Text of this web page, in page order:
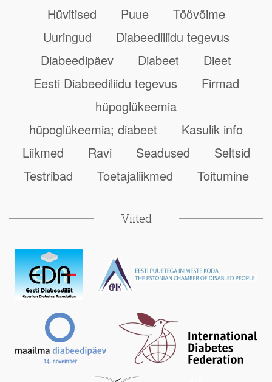
Hüvitised
Puue
Töövõime
Uuringud
Diabeediliidu tegevus
Diabeedipäev
Diabeet
Dieet
Eesti Diabeediliidu tegevus
Firmad
hüpoglükeemia
hüpoglükeemia; diabeet
Kasulik info
Liikmed
Ravi Seadused
Seltsid
Testribad
Toetajaliikmed Toitumine
Viited